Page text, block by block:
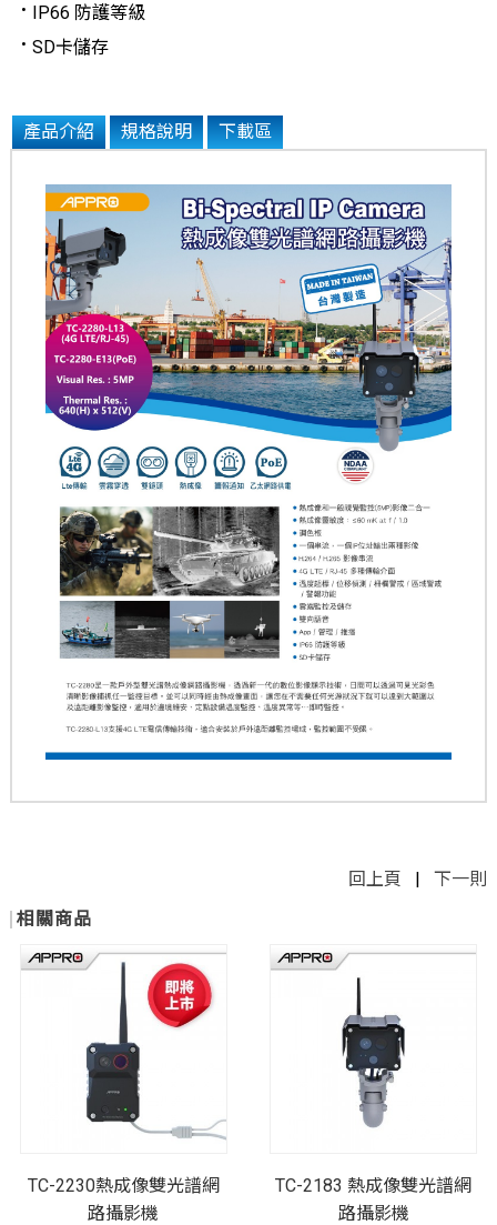
IP66 防護等級
SD卡儲存
產品介紹 規格說明 下載區
回上頁 |下一則
相關商品
TC-2230熱成像雙光譜網
路攝影機
TC-2183 熱成像雙光譜網
路攝影機